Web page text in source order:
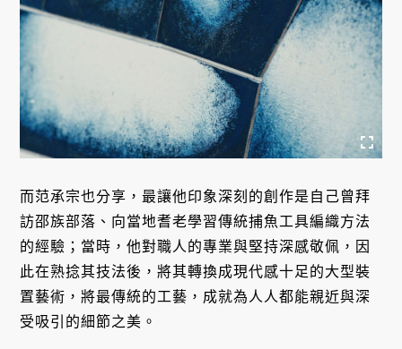
而范承宗也分享，最讓他印象深刻的創作是自己曾拜
訪邵族部落、向當地耆老學習傳統捕魚工具編織方法
的經驗；當時，他對職人的專業與堅持深感敬佩，因
此在熟捻其技法後，將其轉換成現代感十足的大型裝
置藝術，將最傳統的工藝，成就為人人都能親近與深
受吸引的細節之美。